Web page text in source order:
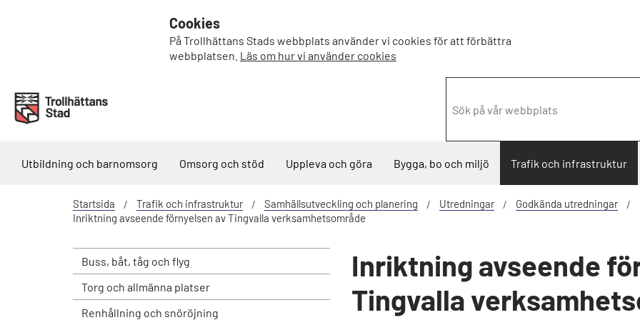
Cookies
På Trollhättans Stads webbplats använder vi cookies för att förbättra
webbplatsen. Läs om hur vi använder cookies
Utbildning och barnomsorg Omsorg och stöd Uppleva och göra Bygga, bo och miljö Trafik och infrastruktur
Startsida Trafik och infrastruktur Samhällsutveckling och planering Utredningar
Godkända utredningar
Inriktning avseende förnyelsen av Tingvalla verksamhetsområde
Buss, båt, tåg och flyg
Torg och allmänna platser
Renhållning och snöröjning
Inriktning avseende
Tingvalla